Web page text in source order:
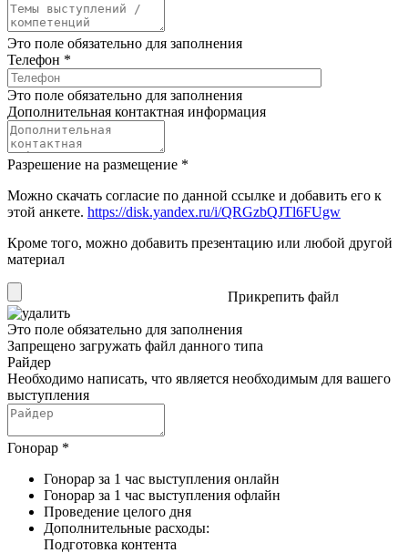
Это поле обязательно для заполнения
Телефон *
Это поле обязательно для заполнения
Дополнительная контактная информация
Разрешение на размещение *
Можно скачать согласие по данной ссылке и добавить его к
этой анкете. https://disk.yandex.ru/i/QRGzbQJTl6FUgw
Кроме того, можно добавить презентацию или любой другой
материал
Прикрепить файл
Это поле обязательно для заполнения
Запрещено загружать файл данного типа
Райдер
Необходимо написать, что является необходимым для вашего
выступления
Гонорар *
Гонорар за 1 час выступления онлайн
Гонорар за 1 час выступления офлайн
Проведение целого дня
Дополнительные расходы:
Подготовка контента